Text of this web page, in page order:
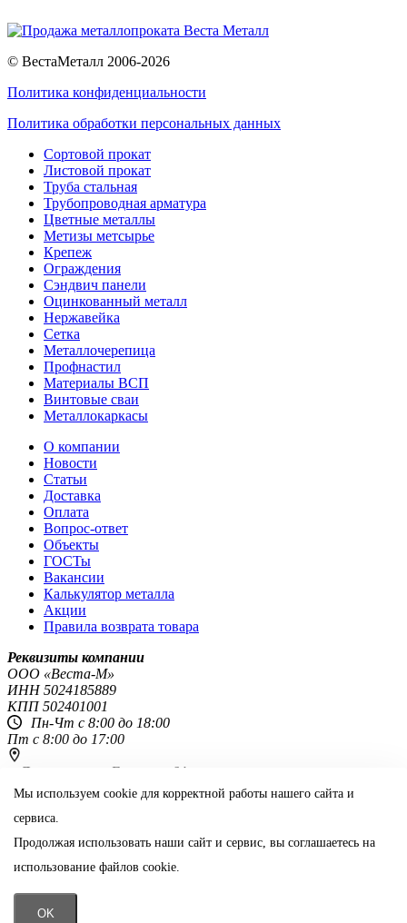
© ВестаМеталл 2006-2026
Политика конфиденциальности
Политика обработки персональных данных
Сортовой прокат
Листовой прокат
Труба стальная
Трубопроводная арматура
Цветные металлы
Метизы метсырье
Крепеж
Ограждения
Сэндвич панели
Оцинкованный металл
Нержавейка
Сетка
Металлочерепица
Профнастил
Материалы ВСП
Винтовые сваи
Металлокаркасы
О компании
Новости
Статьи
Доставка
Оплата
Вопрос-ответ
Объекты
ГОСТы
Вакансии
Калькулятор металла
Акции
Правила возврата товара
Реквизиты компании
OOO «Веста-М»
ИНН5024185889
КПП502401001
Пн-Чт с 8:00 до 18:00
Пт с 8:00 до 17:00
г. Ярославль,
ул. Гагарина 64г
8 800 444-51-48 +7 (4852) 60-65-25
yar@vestametall.ru
Поделиться:
Информация на сайте не является публичной офертой
Позвонить
Мы используем cookie для корректной работы нашего сайта и
сервиса.
Продолжая использовать наши сайт и сервис, вы соглашаетесь на
использование файлов cookie.
OK